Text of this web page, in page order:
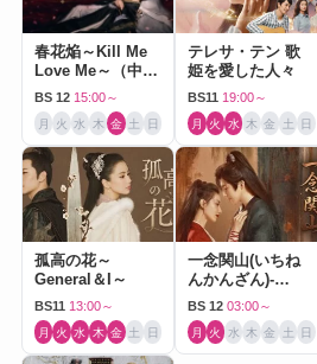
春花焔～Kill Me
Love Me～（中国
ドラマ）
BS 12 15:00～
月 火 水 木 金 土 日
テレサ・テン 歌
姫を愛した人々
BS11 19:00～
月 火 水 木 金 土 日
孤高の花～
General＆I～
BS11 13:00～
月 火 水 木 金 土 日
一念関山(いちね
んかんざん)-
Journey to Love-
BS 12 03:00～
月 火 水 木 金 土 日